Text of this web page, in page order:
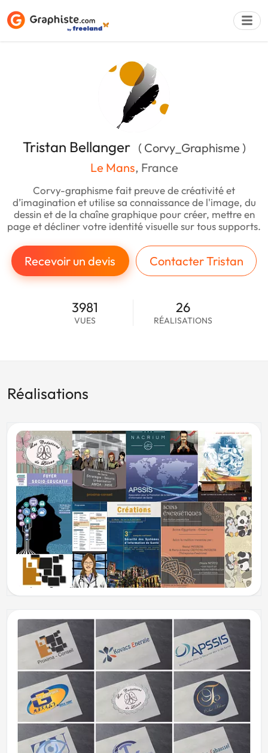
Tristan Bellanger ( Corvy_Graphisme )
Le Mans, France
Corvy-graphisme fait preuve de créativité et
d’imagination et utilise sa connaissance de l'image, du
dessin et de la chaîne graphique pour créer, mettre en
page et décliner votre identité visuelle sur tous supports.
Recevoir un devis Contacter Tristan
3981
VUES
26
RÉALISATIONS
Réalisations